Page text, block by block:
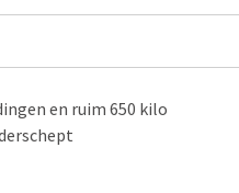
en ruim 650 kilo